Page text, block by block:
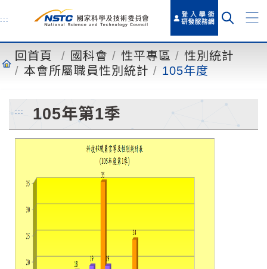
主
容
:::
回首頁 國科會 性平專區
性別統計
本會所屬職員性別統計
105年度
::: 105年第1季